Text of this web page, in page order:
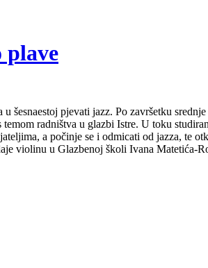
plave
pjevati jazz. Po završetku
radništva u glazbi Istre. U toku
a počinje se i odmicati od jazza, te
violinu u Glazbenoj školi Ivana Matetića-